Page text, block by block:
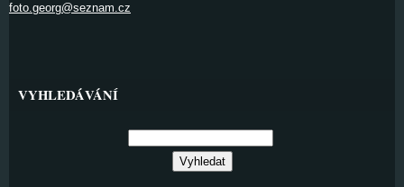
foto.georg@seznam.cz
VYHLEDÁVÁNÍ